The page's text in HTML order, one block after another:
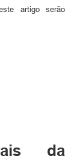
artigo serão
da